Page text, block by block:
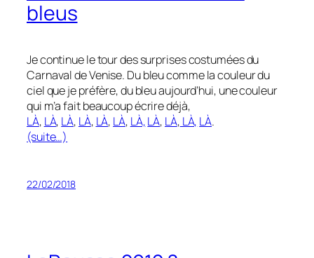
bleus
Je continue le tour des surprises costumées du
Carnaval de Venise. Du bleu comme la couleur du
ciel que je préfère, du bleu aujourd’hui, une couleur
qui m’a fait beaucoup écrire déjà,
LÀ, LÀ, LÀ, LÀ, LÀ, LÀ, LÀ,LÀ, LÀ, LÀ, LÀ.
(suite…)
22/02/2018